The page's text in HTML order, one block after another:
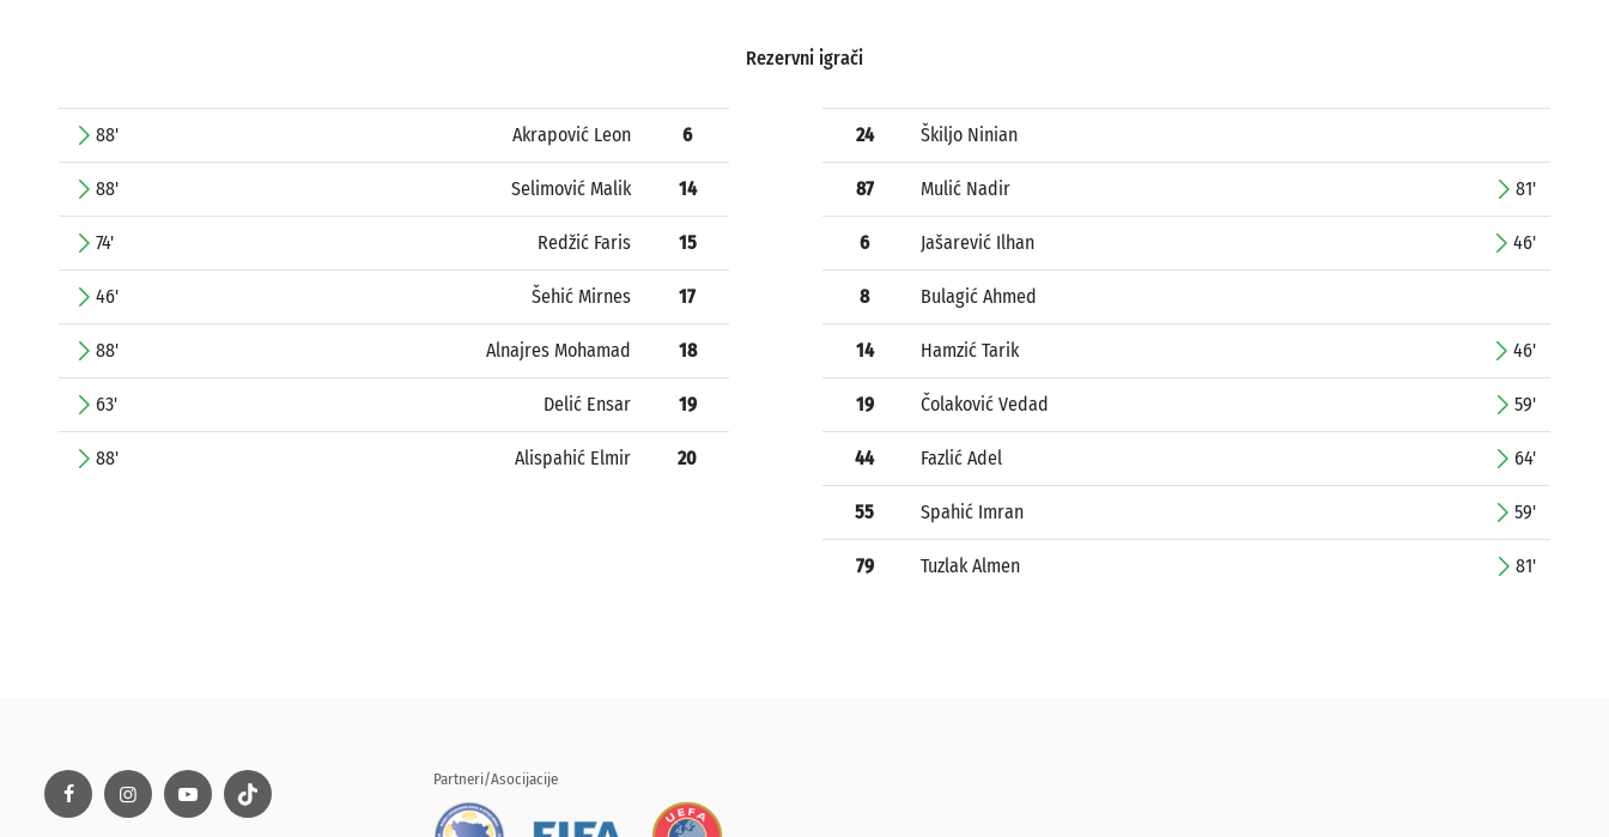
Rezervni igrači
88' Akrapović Leon 6
88' Selimović Malik 14
74' Redžić Faris 15
46' Šehić Mirnes 17
88' Alnajres Mohamad 18
63' Delić Ensar 19
88' Alispahić Elmir 20
24 Škiljo Ninian
87 Mulić Nadir 81'
6 Jašarević Ilhan 46'
8 Bulagić Ahmed
14 Hamzić Tarik 46'
19 Čolaković Vedad 59'
44 Fazlić Adel 64'
55 Spahić Imran 59'
79 Tuzlak Almen 81'
Partneri/Asocijacije